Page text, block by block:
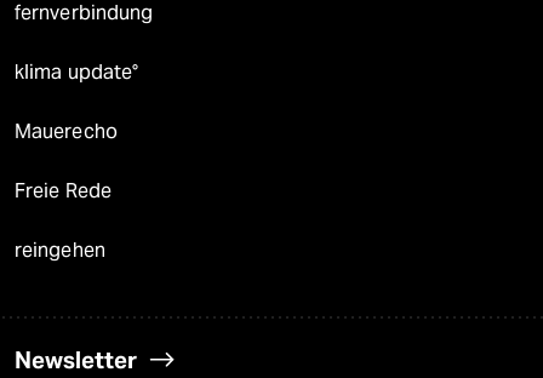
fernverbindung
klima update°
Mauerecho
Freie Rede
reingehen
Newsletter